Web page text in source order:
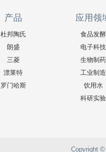
产品
杜邦陶氏
朗盛
三菱
漂莱特
罗门哈斯
应用领
食品发酵
电子科技
生物制药
工业制造
饮用水
科研实验
Copyright ©